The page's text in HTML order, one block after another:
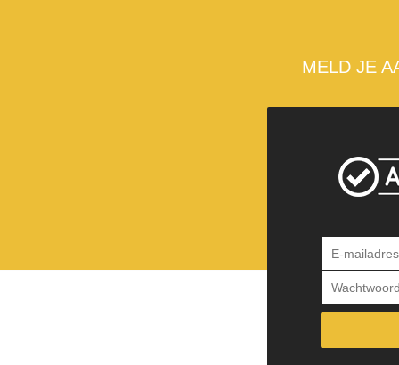
MELD JE